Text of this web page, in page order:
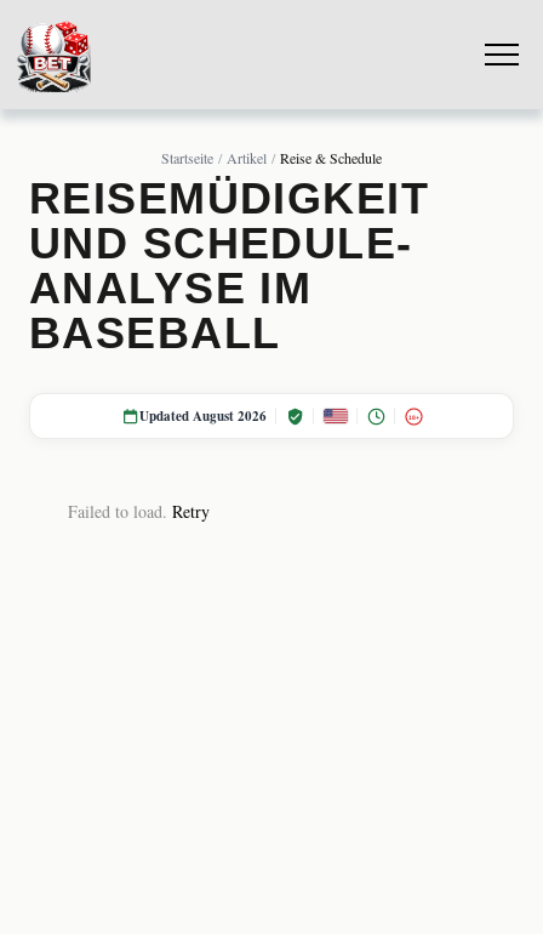
Startseite Artikel Reise & Schedule
REISEMÜDIGKEIT
UND SCHEDULE-
ANALYSE IM
BASEBALL
Updated August 2026 18+
Failed to load. Retry